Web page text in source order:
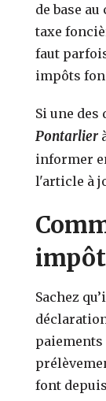
de base
taxe
faut
impôts
Si une
Pontarlier
informer
l'article à
Sachez
font